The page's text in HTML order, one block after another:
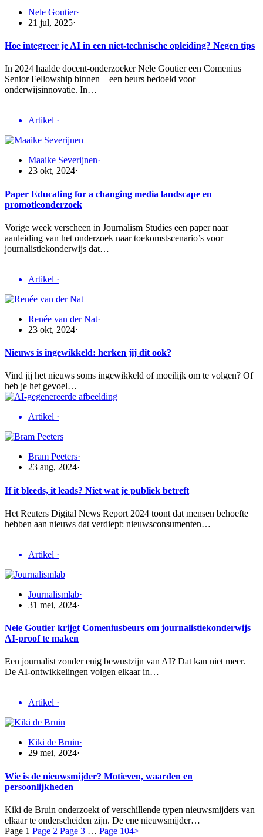
Nele Goutier·
21 jul, 2025·
Hoe integreer je AI in een niet-technische opleiding? Negen tips
In 2024 haalde docent-onderzoeker Nele Goutier een Comenius
Senior Fellowship binnen – een beurs bedoeld voor
onderwijsinnovatie. In…
Artikel ·
Maaike Severijnen·
23 okt, 2024·
Paper Educating for a changing media landscape en
promotieonderzoek
Vorige week verscheen in Journalism Studies een paper naar
aanleiding van het onderzoek naar toekomstscenario’s voor
journalistiekonderwijs dat…
Artikel ·
Renée van der Nat·
23 okt, 2024·
Nieuws is ingewikkeld: herken jij dit ook?
Vind jij het nieuws soms ingewikkeld of moeilijk om te volgen? Of
heb je het gevoel…
Artikel ·
Bram Peeters·
23 aug, 2024·
If it bleeds, it leads? Niet wat je publiek betreft
Het Reuters Digital News Report 2024 toont dat mensen behoefte
hebben aan nieuws dat verdiept: nieuwsconsumenten…
Artikel ·
Journalismlab·
31 mei, 2024·
Nele Goutier krijgt Comeniusbeurs om journalistiekonderwijs
AI-proof te maken
Een journalist zonder enig bewustzijn van AI? Dat kan niet meer.
De AI-ontwikkelingen volgen elkaar in…
Artikel ·
Kiki de Bruin·
29 mei, 2024·
Wie is de nieuwsmijder? Motieven, waarden en
persoonlijkheden
Kiki de Bruin onderzoekt of verschillende typen nieuwsmijders van
elkaar te onderscheiden zijn. De ene nieuwsmijder…
Page 1 Page 2 Page 3 … Page 104>